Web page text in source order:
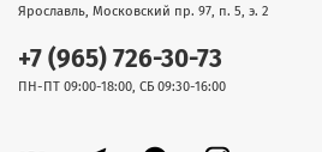
Ярославль, Московский пр. 97, п. 5, э. 2
+7 (965) 726-30-73
ПН-ПТ 09:00-18:00, СБ 09:30-16:00